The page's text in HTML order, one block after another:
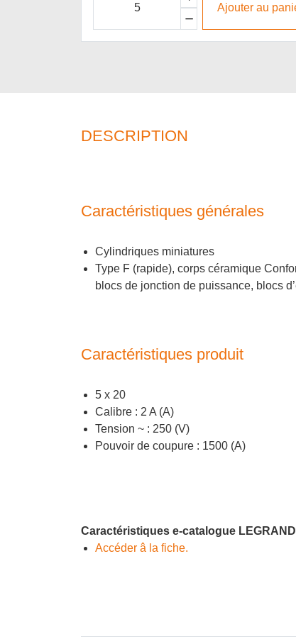
Ajouter au
DESCRIPTION
Caractéristiques générales
Cylindriques miniatures
Type F (rapide), corps céramique
blocs de jonction de puissance, blocs
Caractéristiques produit
5 x 20
Calibre : 2 A (A)
Tension ~ : 250 (V)
Pouvoir de coupure : 1500 (A)
Caractéristiques e-catalogue LEGRAND
Accéder â la fiche.